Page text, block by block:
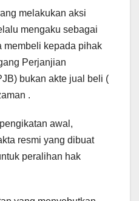
melakukan aksi
mengaku sebagai
membeli kepada pihak
Perjanjian
bukan akte jual beli (
.
awal,
resmi yang dibuat
peralihan hak